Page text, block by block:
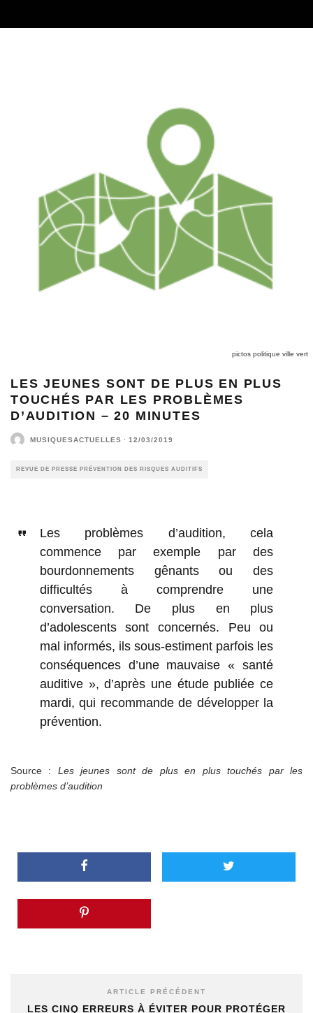
pictos politique ville vert
LES JEUNES SONT DE PLUS EN PLUS
TOUCHÉS PAR LES PROBLÈMES
D’AUDITION – 20 MINUTES
MUSIQUESACTUELLES · 12/03/2019
REVUE DE PRESSE PRÉVENTION DES RISQUES AUDITIFS
Les problèmes d’audition, cela
commence par exemple par des
bourdonnements gênants ou des
difficultés à comprendre une
conversation. De plus en plus
d’adolescents sont concernés. Peu ou
mal informés, ils sous-estiment parfois les
conséquences d’une mauvaise « santé
auditive », d’après une étude publiée ce
mardi, qui recommande de développer la
prévention.
Source : Les jeunes sont de plus en plus touchés par les
problèmes d’audition
ARTICLE PRÉCÉDENT
LES CINQ ERREURS À ÉVITER POUR PROTÉGER